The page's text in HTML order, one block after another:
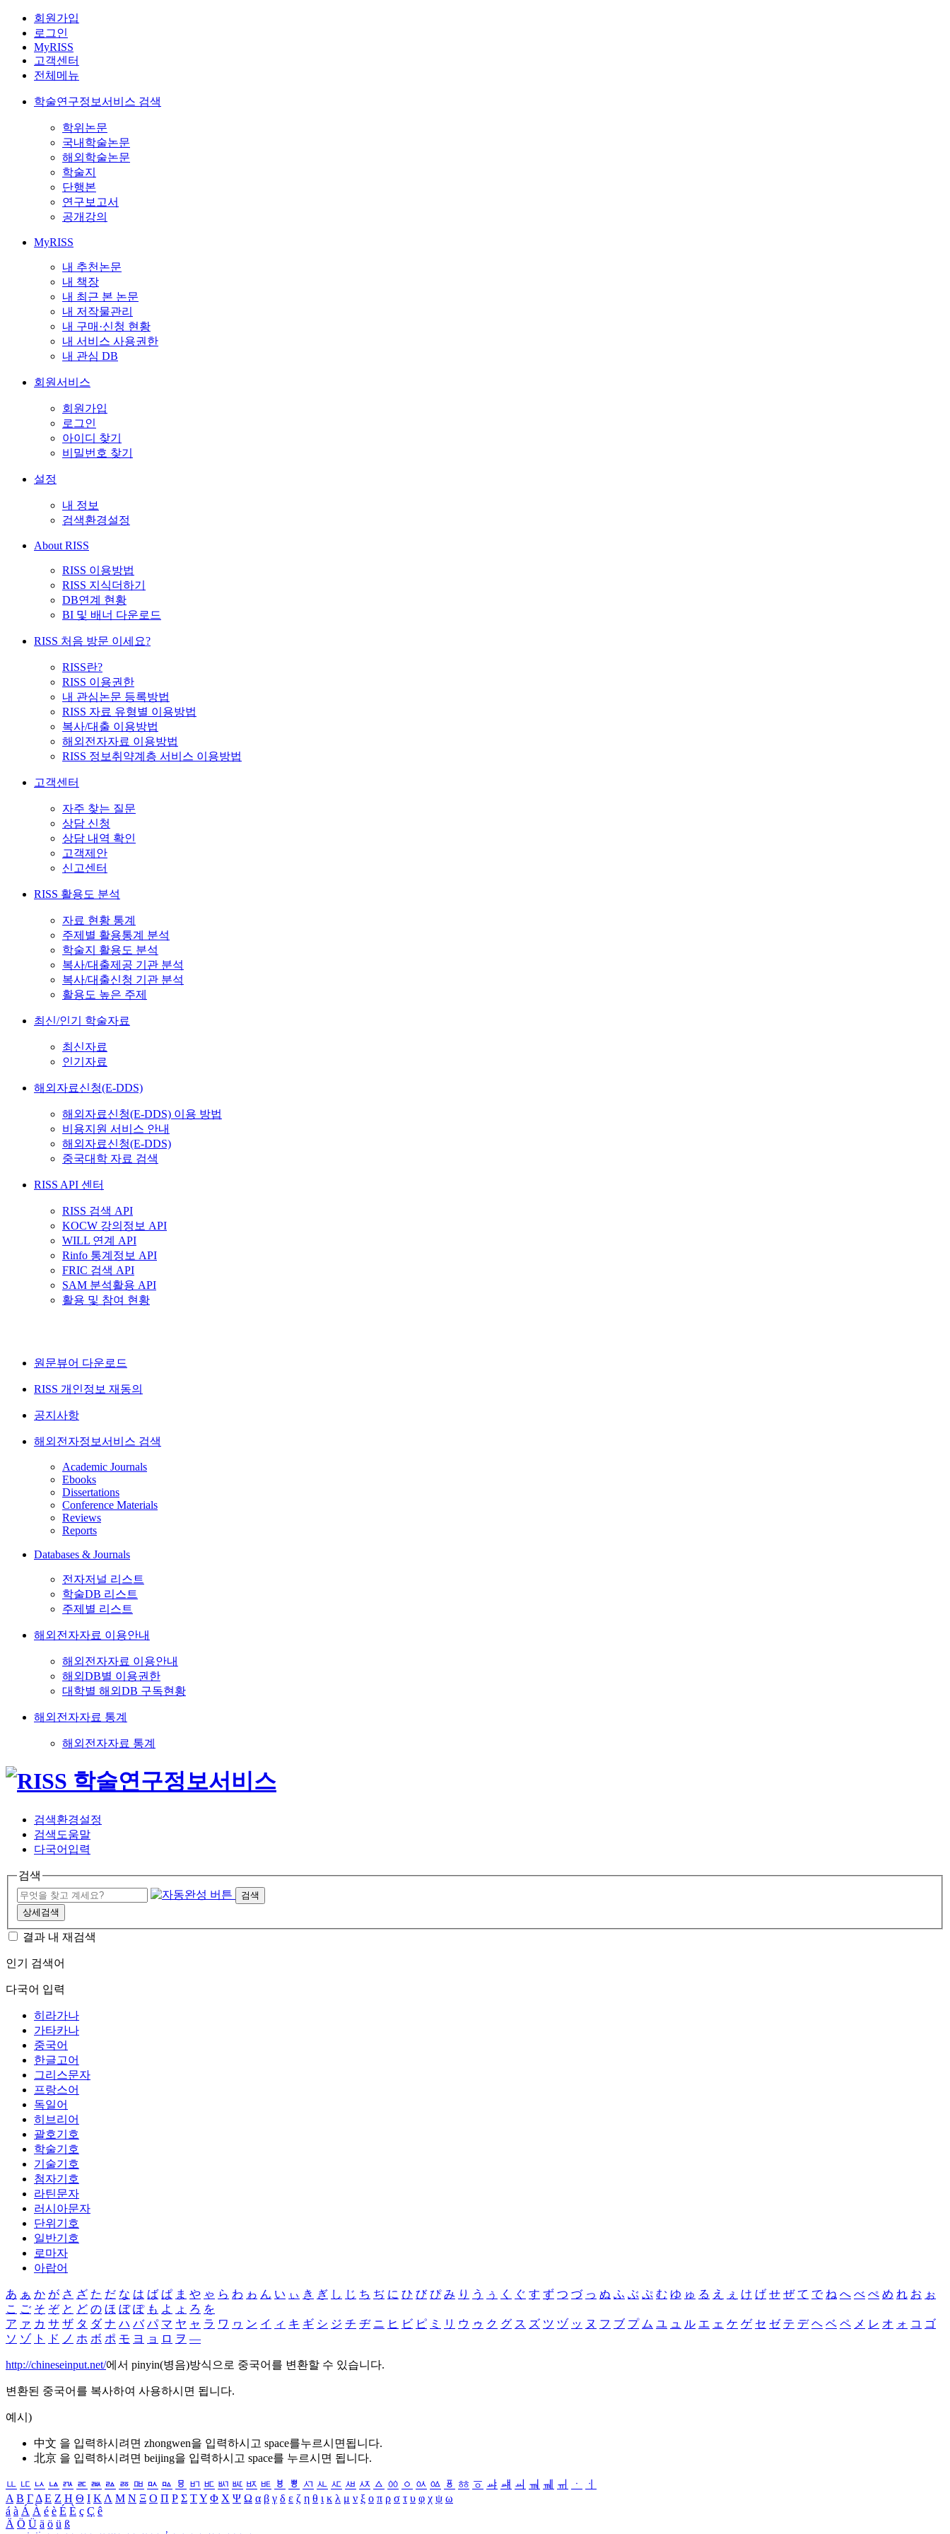
회원가입
로그인
MyRISS
고객센터
전체메뉴
학술연구정보서비스 검색
학위논문
국내학술논문
해외학술논문
학술지
단행본
연구보고서
공개강의
MyRISS
내 추천논문
내 책장
내 최근 본 논문
내 저작물관리
내 구매·신청 현황
내 서비스 사용권한
내 관심 DB
회원서비스
회원가입
로그인
아이디 찾기
비밀번호 찾기
설정
내 정보
검색환경설정
About RISS
RISS 이용방법
RISS 지식더하기
DB연계 현황
BI 및 배너 다운로드
RISS 처음 방문 이세요?
RISS란?
RISS 이용권한
내 관심논문 등록방법
RISS 자료 유형별 이용방법
복사/대출 이용방법
해외전자자료 이용방법
RISS 정보취약계층 서비스 이용방법
고객센터
자주 찾는 질문
상담 신청
상담 내역 확인
고객제안
신고센터
RISS 활용도 분석
자료 현황 통계
주제별 활용통계 분석
학술지 활용도 분석
복사/대출제공 기관 분석
복사/대출신청 기관 분석
활용도 높은 주제
최신/인기 학술자료
최신자료
인기자료
해외자료신청(E-DDS)
해외자료신청(E-DDS) 이용 방법
비용지원 서비스 안내
해외자료신청(E-DDS)
중국대학 자료 검색
RISS API 센터
RISS 검색 API
KOCW 강의정보 API
WILL 연계 API
Rinfo 통계정보 API
FRIC 검색 API
SAM 분석활용 API
활용 및 참여 현황
원문뷰어 다운로드
RISS 개인정보 재동의
공지사항
해외전자정보서비스 검색
Academic Journals
Ebooks
Dissertations
Conference Materials
Reviews
Reports
Databases & Journals
전자저널 리스트
학술DB 리스트
주제별 리스트
해외전자자료 이용안내
해외전자자료 이용안내
해외DB별 이용권한
대학별 해외DB 구독현황
해외전자자료 통계
해외전자자료 통계
검색환경설정
검색도움말
다국어입력
검색
검색
상세검색
결과 내 재검색
인기 검색어
다국어 입력
히라가나
가타카나
중국어
한글고어
그리스문자
프랑스어
독일어
히브리어
괄호기호
학술기호
기술기호
첨자기호
라틴문자
러시아문자
단위기호
일반기호
로마자
아랍어
あ ぁ か が さ ざ た だ な は ば ぱ ま や ゃ ら わ ゎ ん い ぃ き ぎ し じ ち ぢ に ひ び ぴ み り う ぅ く ぐ す ず つ づ っ ぬ ふ ぶ ぷ む ゆ ゅ る え ぇ け げ せ ぜ て で ね へ べ ぺ め れ お ぉ
こ ご そ ぞ と ど の ほ ぼ ぽ も よ ょ ろ を
ア ァ カ サ ザ タ ダ ナ ハ バ パ マ ヤ ャ ラ ワ ヮ ン イ ィ キ ギ シ ジ チ ヂ ニ ヒ ビ ピ ミ リ ウ ゥ ク グ ス ズ ツ ヅ ッ ヌ フ ブ プ ム ユ ュ ル エ ェ ケ ゲ セ ゼ テ デ ヘ ベ ペ メ レ オ ォ コ ゴ
ソ ゾ ト ド ノ ホ ボ ポ モ ヨ ョ ロ ヲ ―
http://chineseinput.net/에서 pinyin(병음)방식으로 중국어를 변환할 수 있습니다.
변환된 중국어를 복사하여 사용하시면 됩니다.
예시)
中文 을 입력하시려면 zhongwen을 입력하시고 space를누르시면됩니다.
北京 을 입력하시려면 beijing을 입력하시고 space를 누르시면 됩니다.
ㅥ ㅦ ㅧ ㅨ ㅩ ㅪ ㅫ ㅬ ㅭ ㅮ ㅯ ㅰ ㅱ ㅲ ㅳ ㅴ ㅵ ㅶ ㅷ ㅸ ㅹ ㅺ ㅻ ㅼ ㅽ ㅾ ㅿ ㆀ ㆁ ㆂ ㆃ ㆄ ㆅ ㆆ ㆇ ㆈ ㆉ ㆊ ㆋ ㆌ ㆍ
ㆎ
Α Β ΓΔ Ε Ζ Η Θ Ι ΚΛ Μ Ν Ξ Ο Π Ρ Σ ΤΥ Φ Χ Ψ Ω α β γ δ ε ζ η θ ι κ λ μ ν ξ ο π ρ σ τ υ φ χ ψ ω
á à Á À é è É È ç Ç ê
Ä Ö Ü ä ö ü ß